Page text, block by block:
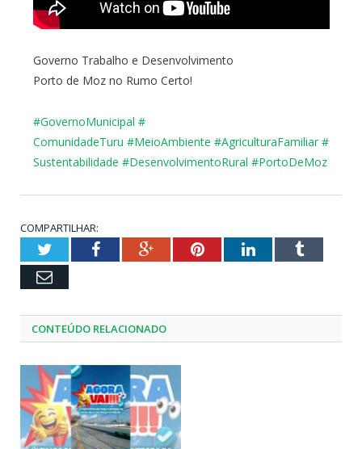
Governo Trabalho e Desenvolvimento
Porto de Moz no Rumo Certo!
#GovernoMunicipal #
ComunidadeTuru #MeioAmbiente #AgriculturaFamiliar #
Sustentabilidade #DesenvolvimentoRural #PortoDeMoz
COMPARTILHAR:
TwitterFacebookGoogle+PinterestLinkedInTumblr
Email
CONTEÚDO RELACIONADO